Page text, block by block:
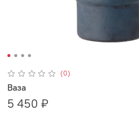
(0)
Ваза
5 450 ₽